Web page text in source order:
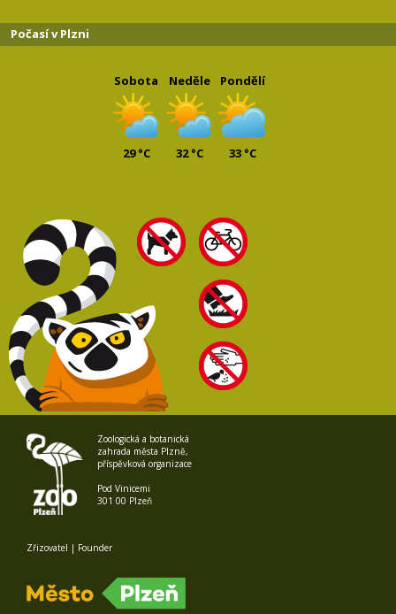
Počasí v Plzni
Sobota
29 °C
Neděle
32 °C
Pondělí
33 °C
Zoologická a botanická
zahrada města Plzně,
příspěvková organizace
Pod Vinicemi
301 00 Plzeň
Zřizovatel | Founder